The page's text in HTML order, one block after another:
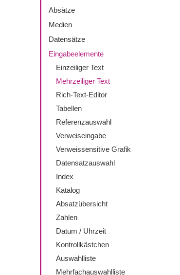
Absätze
Medien
Datensätze
Eingabeelemente
Einzeiliger Text
Mehrzeiliger Text
Rich-Text-Editor
Tabellen
Referenzauswahl
Verweiseingabe
Verweissensitive Grafik
Datensatzauswahl
Index
Katalog
Absatzübersicht
Zahlen
Datum / Uhrzeit
Kontrollkästchen
Auswahlliste
Mehrfachauswahlliste